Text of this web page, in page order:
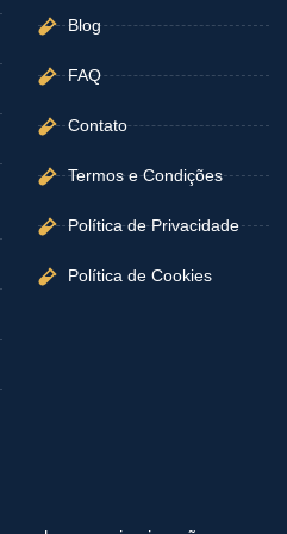
Blog
FAQ
Contato
Termos e Condições
Política de Privacidade
Política de Cookies